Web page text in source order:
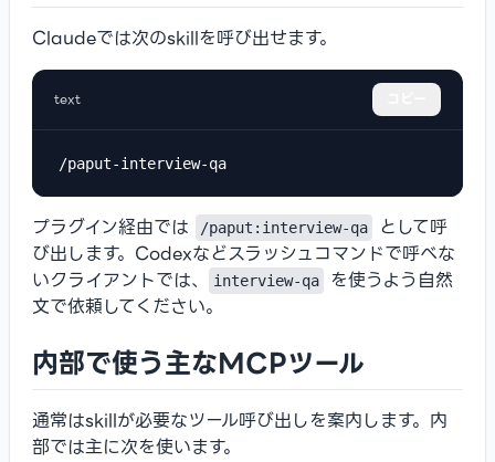
Claudeでは次のskillを呼び出せます。
text
/paput-interview-qa
プラグイン経由では /paput:interview-qa
として呼
び出します。Codexなどスラッシュコマンドで呼べな
いクライアントでは、
interview-qa
を使うよう自然
文で依頼してください。
内部で使う主なMCPツール
通常はskillが必要なツール呼び出しを案内します。内
部では主に次を使います。